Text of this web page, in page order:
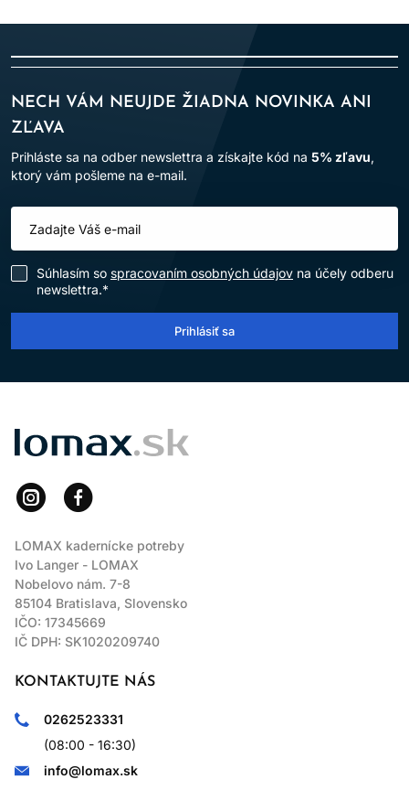
NECH VÁM NEUJDE ŽIADNA NOVINKA ANI
ZĽAVA
Prihláste sa na odber newslettra a získajte kód na 5% zľavu,
ktorý vám pošleme na e-mail.
Súhlasím so spracovaním osobných údajov na účely odberu
newslettra.*
Prihlásiť sa
LOMAX
LOMAX kadernícke potreby
Ivo Langer - LOMAX
Nobelovo nám. 7-8
85104 Bratislava, Slovensko
IČO: 17345669
IČ DPH: SK1020209740
KONTAKTUJTE NÁS
0262523331
(08:00 - 16:30)
info@lomax.sk